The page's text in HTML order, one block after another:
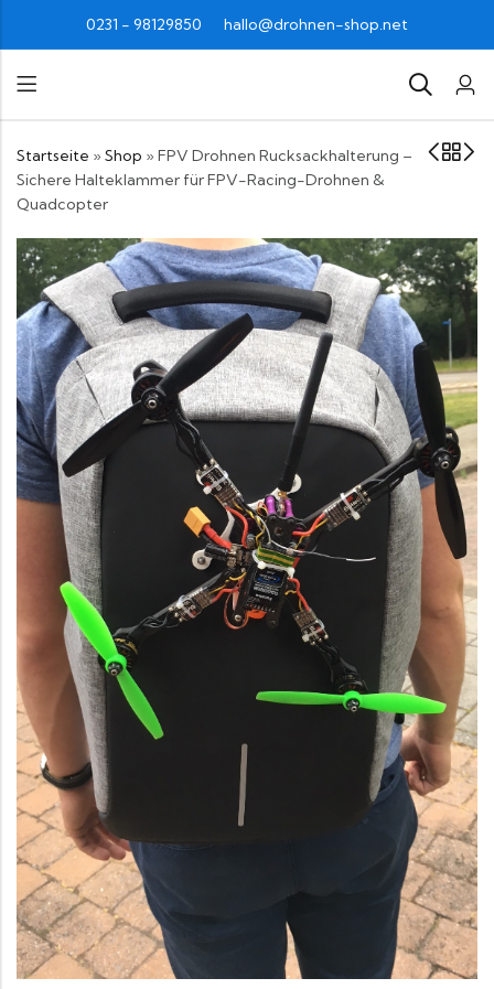
0231 - 98129850 hallo@drohnen-shop.net
Startseite » Shop » FPV Drohnen Rucksackhalterung –
Sichere Halteklammer für FPV-Racing-Drohnen &
Quadcopter